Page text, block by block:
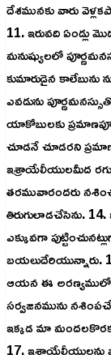
దేశమునకు వారు
11. ఇరువది ఏండ్లు
మనుష్యులలో
కుమారుడైన
ఎవడును
యాకోబులకు
చూడనే చూడరని
ఇశ్రాయేలీయులమీద
తరమువారందరు
తిరుగులాడచేసెను.
ఎక్కువగా
బయలుదేరియున్నారు.
ఆయన ఈ అరణ్యములో
సర్వజనమును
ఇక్కడ మా మందలకొరకు
17. ఇశ్రాయేలీయులను